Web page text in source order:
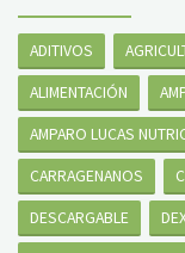
ADITIVOS
ALIMENTACIÓN
AMPARO LUCAS
CARRAGENANOS
DESCARGABLE